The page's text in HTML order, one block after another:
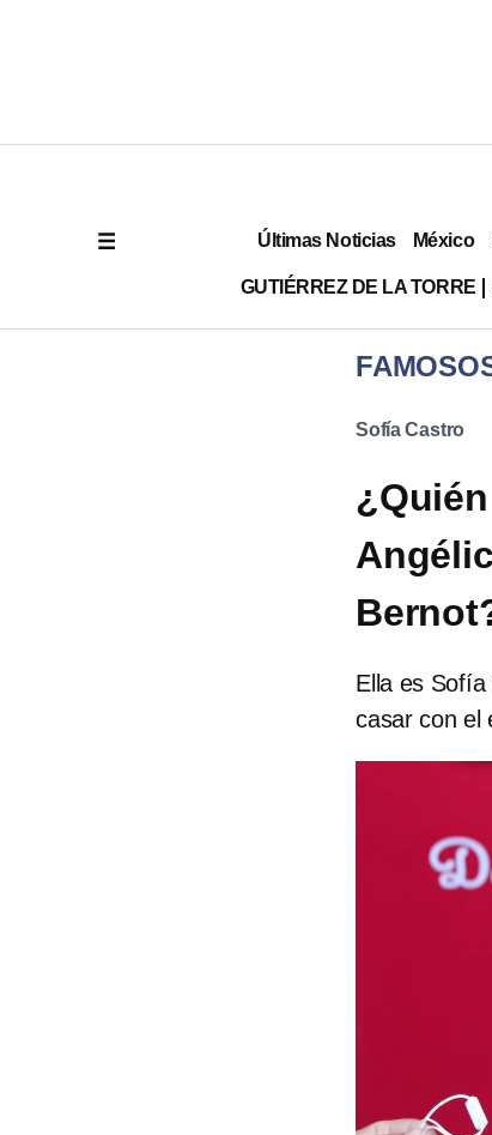
Últimas Noticias México
GUTIÉRREZ DE LA TORRE
Sofía Castro
Ella es
casar con el